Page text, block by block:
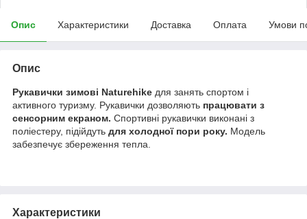
Опис Характеристики Доставка Оплата Умови
Опис
Рукавички зимові Naturehike для занять спортом і
активного туризму. Рукавички дозволяють працювати з
сенсорним екраном. Спортивні рукавички виконані з
поліестеру, підійдуть для холодної пори року. Модель
забезпечує збереження тепла.
Характеристики